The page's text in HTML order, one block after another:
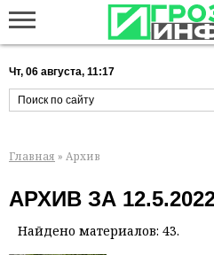
Чт, 06 августа, 11:17
Главная » Архив
АРХИВ ЗА
Найдено материалов: 43.